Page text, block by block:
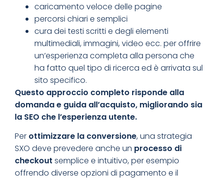
caricamento veloce delle pagine
percorsi chiari e semplici
cura dei testi scritti e degli elementi
multimediali, immagini, video ecc. per offrire
un’esperienza completa alla persona che
ha fatto quel tipo di ricerca ed è arrivata sul
sito specifico.
Questo approccio completo risponde alla
domanda e guida all’acquisto, migliorando sia
la SEO che l’esperienza utente.
Per ottimizzare la conversione, una strategia
SXO deve prevedere anche un processo di
checkout semplice e intuitivo, per esempio
offrendo diverse opzioni di pagamento e il